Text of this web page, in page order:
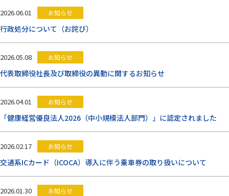
2026.06.01 お知らせ
行政処分について（お詫び）
2026.05.08 お知らせ
代表取締役社長及び取締役の異動に関するお知らせ
2026.04.01 お知らせ
「健康経営優良法人2026（中小規模法人部門）」に認定されました
2026.02.17 お知らせ
交通系ICカード（ICOCA）導入に伴う乗車券の取り扱いについて
2026.01.30 お知らせ